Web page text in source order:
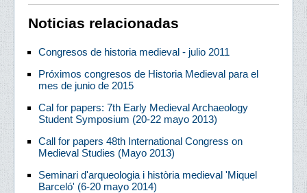
Noticias relacionadas
Congresos de historia medieval - julio 2011
Próximos congresos de Historia Medieval para el
mes de junio de 2015
Cal for papers: 7th Early Medieval Archaeology
Student Symposium (20-22 mayo 2013)
Call for papers 48th International Congress on
Medieval Studies (Mayo 2013)
Seminari d'arqueologia i història medieval 'Miquel
Barceló' (6-20 mayo 2014)